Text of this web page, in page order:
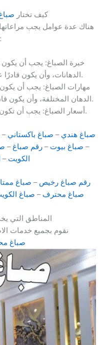
كيف تختار
هناك عدة عوامل يجب
منها:
خبرة الصباغ: يجب أن
الدهانات، وأن يكون قادرًا على تقديم خدمات عالية الجودة.
مهارات الصباغ: يجب أن
الدهان المختلفة، وأن يكون قادرًا على تنفيذ الدهانات بدقة وعناية.
أسعار الصباغ: يجب أن تكون أسعار الصباغ مناسبة لميزانيتك.
صباغ هندي – صباغ باكستاني –
– صباغ بيوت –رقم صباغ –
الكويت –
رقم صباغ رخيص – صباغ
صباغ محترف – صباغ
المناطق التي
نقوم بجميع خدمات
صباغ